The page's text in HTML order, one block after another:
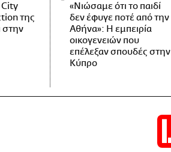
City
της
στην
«Νιώσαμε ότι το παιδί
δεν έφυγε ποτέ από την
Αθήνα»: Η εμπειρία
οικογενειών που
επέλεξαν σπουδές στην
Κύπρο